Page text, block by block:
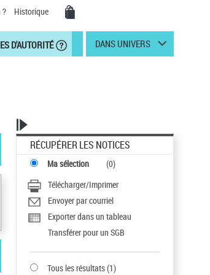
? Historique
D'AUTORITÉ DANS UNIVERS
RÉCUPÉRER LES NOTICES
Ma sélection (0)
Télécharger/Imprimer
Envoyer par courriel
Exporter dans un tableau
Transférer pour un SGB
Tous les résultats(1)